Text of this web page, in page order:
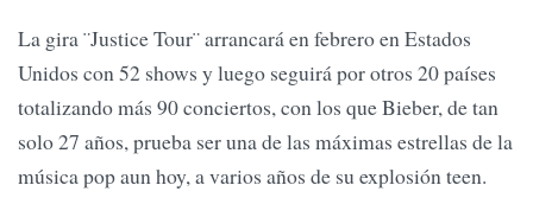
La gira ¨Justice Tour¨ arrancará en febrero en Estados
Unidos con 52 shows y luego seguirá por otros 20 países
totalizando más 90 conciertos, con los que Bieber, de tan
solo 27 años, prueba ser una de las máximas estrellas de la
música pop aun hoy, a varios años de su explosión teen.